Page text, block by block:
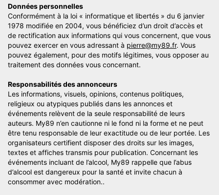
Données personnelles
Conformément à la loi « informatique et libertés » du 6 janvier
1978 modifiée en 2004, vous bénéficiez d’un droit d’accès et
de rectification aux informations qui vous concernent, que vous
pouvez exercer en vous adressant à pierre@my89.fr. Vous
pouvez également, pour des motifs légitimes, vous opposer au
traitement des données vous concernant.
Responsabilités des annonceurs
Les informations, visuels, opinions, contenus politiques,
religieux ou atypiques publiés dans les annonces et
événements relèvent de la seule responsabilité de leurs
auteurs. My89 n’en cautionne ni le fond ni la forme et ne peut
être tenu responsable de leur exactitude ou de leur portée. Les
organisateurs certifient disposer des droits sur les images,
textes et affiches transmis pour publication. Concernant les
événements incluant de l’alcool, My89 rappelle que l’abus
d’alcool est dangereux pour la santé et invite chacun à
consommer avec modération..